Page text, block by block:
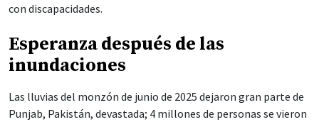
con discapacidades.
Esperanza después de las
inundaciones
Las lluvias del monzón de junio de 2025 dejaron gran parte de
Punjab, Pakistán, devastada; 4 millones de personas se vieron